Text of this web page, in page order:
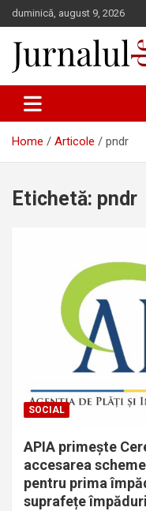
Skip
to
content
duminică, august 9, 2026
Jurnalul de
Home Articole pndr
Etichetă: pndr
SOCIAL
APIA primește
accesarea
pentru prima
suprafețe